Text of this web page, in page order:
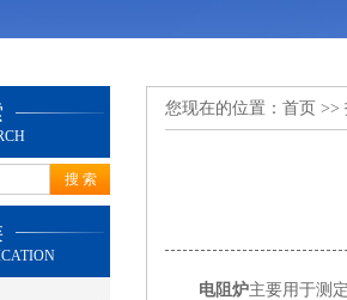
您现在的位置： 首页 >>
电阻炉主要用于测